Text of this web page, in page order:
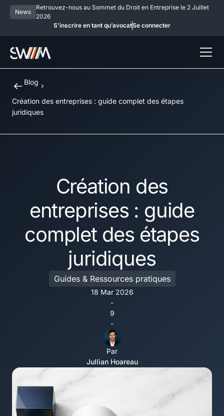
News
Retrouvez-nous au Sommet du Droit en Entreprise le 2 Juillet
2026
S’inscrire en tant qu’avocatSe connecter
Blog
Création des entreprises : guide complet des étapes
juridiques
Création des
entreprises : guide
complet des étapes
juridiques
Guides & Ressources pratiques
18 Mar 2026
-
9
-
Par
Jullian Hoareau